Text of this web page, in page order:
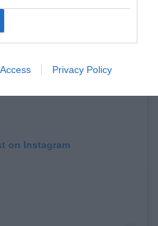
Privacy Policy
on Instagram